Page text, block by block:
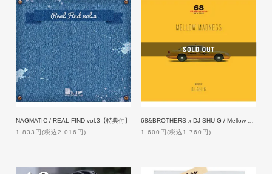
NAGMATIC / REAL FIND vol.3【特典付】
1,833円(税込2,016円)
1,600円(税込1,760円)